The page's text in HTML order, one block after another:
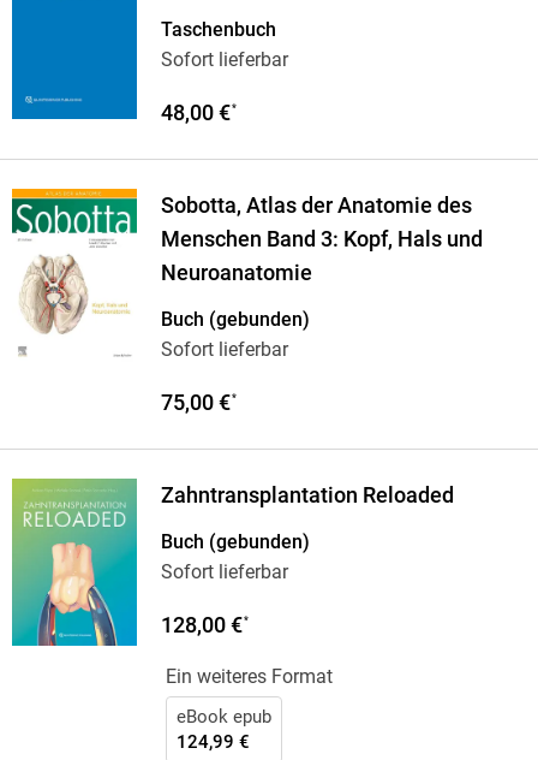
Taschenbuch
Sofort lieferbar
48,00 €*
Sobotta, Atlas der Anatomie des
Menschen Band 3: Kopf, Hals und
Neuroanatomie
Buch (gebunden)
Sofort lieferbar
75,00 €*
Zahntransplantation Reloaded
Buch (gebunden)
Sofort lieferbar
128,00 €*
Ein weiteres Format
eBook epub
124,99 €